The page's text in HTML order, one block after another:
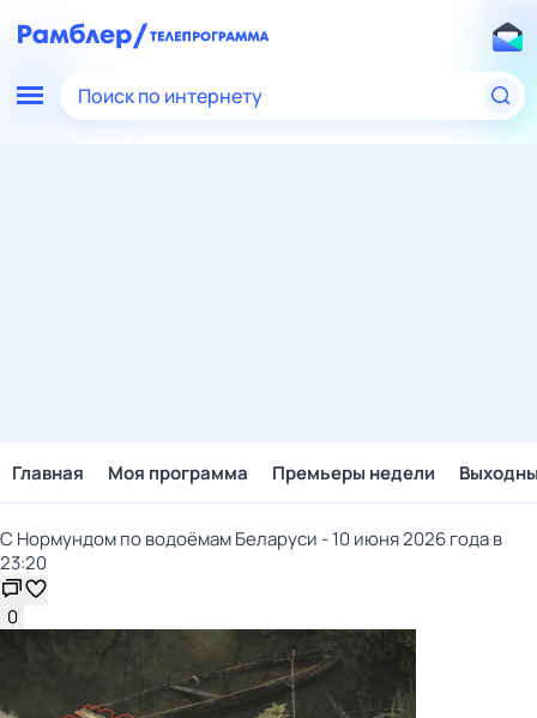
Поиск по интернету
Главная Моя программа Премьеры недели
С Нормундом по водоёмам Беларуси - 10 июня 2026 года в
23:20
0